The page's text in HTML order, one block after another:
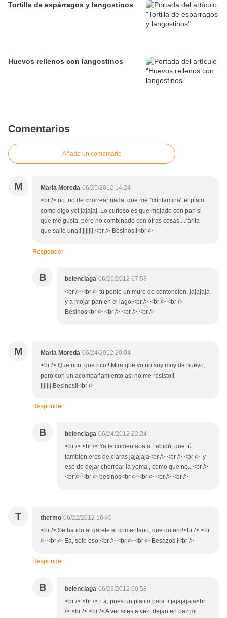
Tortilla de espárragos y langostinos
Huevos rellenos con langostinos
Comentarios
Añade un comentario
M Maria Moreda 06/25/2012 14:24
<br /> no, no de chorrear nada, que me "contamina" el plato
como digo yo! jajajaj. Lo curioso es que mojado con pan si
que me gusta, pero no combinado con otras cosas....rarita
que salió una!! jijijij.<br /> Besinos!!<br />
Responder
B belenciaga 06/26/2012 07:58
<br /> <br /> tú ponle un muro de contención, jajajaja
y a mojar pan en el lago.<br /> <br /> <br />
Besinos<br /> <br /> <br /> <br />
M Maria Moreda 06/24/2012 20:04
<br /> Que rico, que rico!! Mira que yo no soy muy de huevo,
pero con un acompañamiento así no me resisto!!
jijijij.Besinos!!<br />
Responder
B belenciaga 06/24/2012 22:24
<br /> <br /> Ya le comentaba a Labidú, que tú
tambien eres de claras jajajaja<br /> <br /> <br /> y
eso de dejar chorrear la yema , como que no...<br />
<br /> <br /> besinos<br /> <br /> <br /> <br />
T thermo 06/22/2012 16:40
<br /> Se ha ido al garete el comentario, que quiero!<br /> <br
/> <br /> Ea, sólo eso.<br /> <br /> <br /> Besazos.!<br />
Responder
B belenciaga 06/23/2012 00:58
<br /> <br /> Ea, pues un platito para ti jajajajaja<br
/> <br /> <br /> A ver si esta vez dejan en paz mi